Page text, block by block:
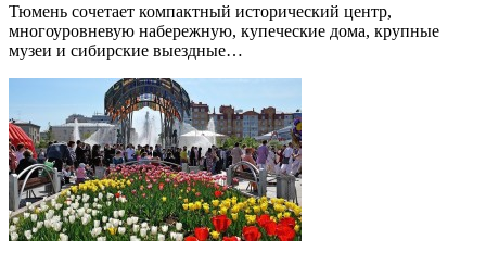
Тюмень сочетает компактный исторический центр,
многоуровневую набережную, купеческие дома, крупные
музеи и сибирские выездные…